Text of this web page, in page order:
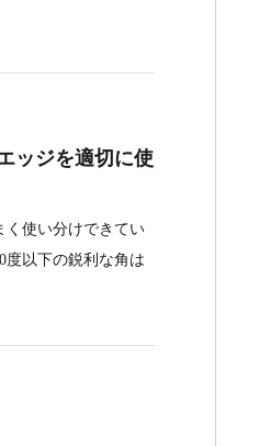
ッジを適切に使
く使い分けできてい
度以下の鋭利な角は